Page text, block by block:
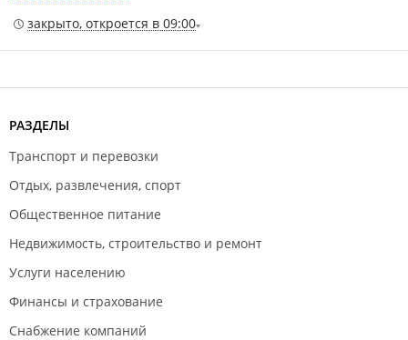
закрыто, откроется в 09:00
РАЗДЕЛЫ
Транспорт и перевозки
Отдых, развлечения, спорт
Общественное питание
Недвижимость, строительство и ремонт
Услуги населению
Финансы и страхование
Снабжение компаний